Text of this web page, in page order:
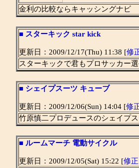
金利の比較ならキャッシングナビ
■ スターキック star kick
更新日：2009/12/17(Thu) 11:38 [修
スターキックで君もプロサッカー
■ シェイプスーツ キューブ
更新日：2009/12/06(Sun) 14:04 [修
竹原慎二プロデュースのシェイプ
■ ルームマーチ 電動サイクル
更新日：2009/12/05(Sat) 15:22 [修